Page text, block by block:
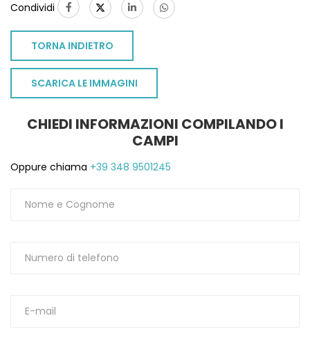
Condividi
TORNA INDIETRO
SCARICA LE IMMAGINI
CHIEDI INFORMAZIONI COMPILANDO I
CAMPI
Oppure chiama +39 348 9501245